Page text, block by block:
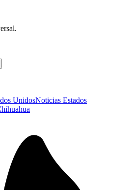
UnidosNoticias Estados